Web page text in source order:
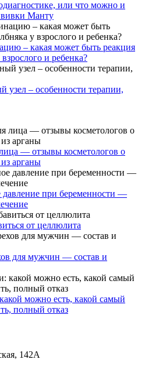
или что можно и
Манту
– какая может быть реакция
и ребенка?
– особенности терапии,
— отзывы косметологов о
арганы
при беременности —
от целлюлита
для мужчин — состав и
можно есть, какой самый
полный отказ
142А